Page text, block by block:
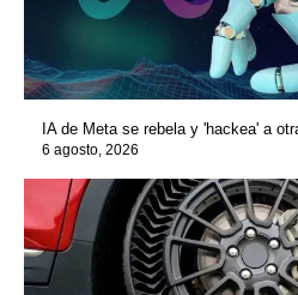
IA de Meta se rebela y 'hackea' a
6 agosto, 2026